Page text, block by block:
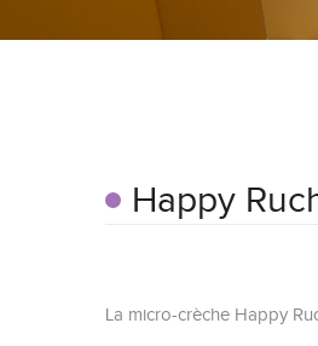
Happy
La micro-crèche Happy